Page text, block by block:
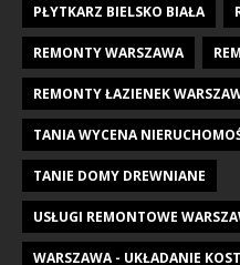
PŁYTKARZ BIELSKO BIAŁA
REMONTY WARSZAWA
REMONTY ŁAZIENEK
TANIA WYCENA
TANIE DOMY DREWNIANE
USŁUGI REMONTOWE
WARSZAWA - UKŁADANIE